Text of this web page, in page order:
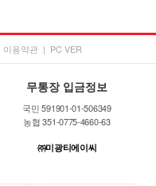
이용약관 | PC VER
무통장 입금정보
국민 591901-01-506349
농협 351-0775-4660-63
㈜미광티에이씨